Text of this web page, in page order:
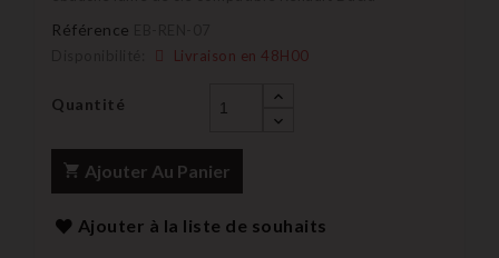
Référence
Livraison en 48H00
Quantité
Ajouter Au Panier
Ajouter à la liste de souhaits